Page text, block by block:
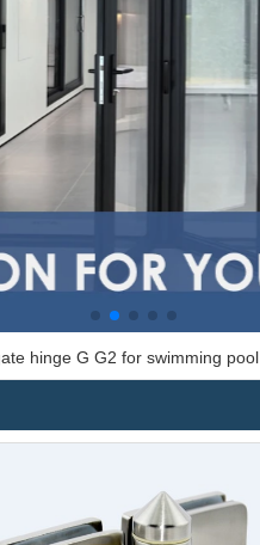
hinge G G2 for swimming pool